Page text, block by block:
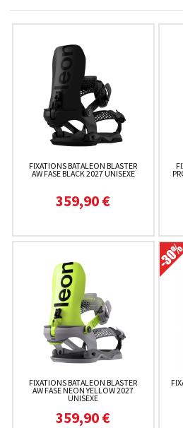
FIXATIONS BATALEON BLASTER
AW FASE BLACK 2027 UNISEXE
359,90 €
FIXATIONS BATALEON BLASTER
AW FASE NEON YELLOW 2027
UNISEXE
359,90 €